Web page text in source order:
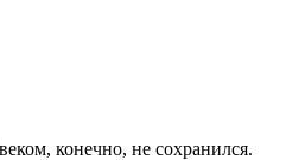
конечно, не сохранился.